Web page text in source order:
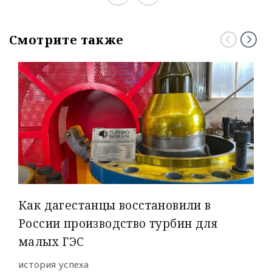
Смотрите также
Как дагестанцы восстановили в
России производство турбин для
малых ГЭС
история успеха